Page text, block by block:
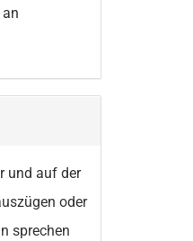
und auf der
oder
sprechen